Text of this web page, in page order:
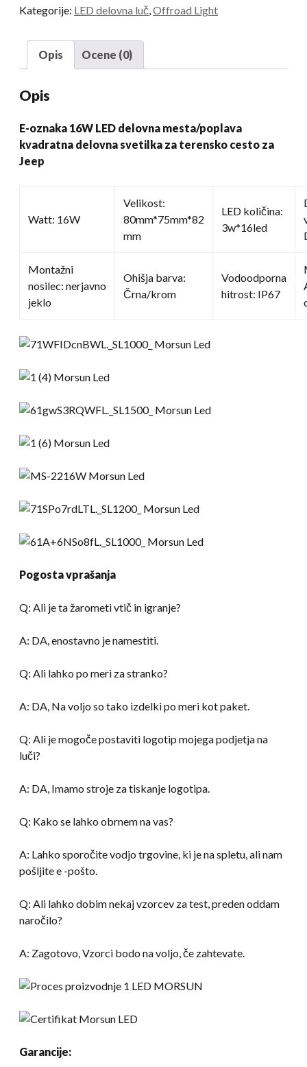
delovna
terensko
za
količina
Kategorije: LED delovna luč Offroad Light
Opis Ocene (0)
Opis
E-oznaka 16W LED delovna mesta/poplava
kvadratna delovna svetilka za terensko cesto za
Jeep
Watt: 16W
Velikost:
80mm*75mm*82
mm
LED količina:
3w*16led
Montažni
nosilec: nerjavno
jeklo
Ohišja barva:
Črna/krom
Vodoodporna
hitrost: IP67
Pogosta vprašanja
Q: Ali je ta žarometi vtič in igranje?
A: DA, enostavno je namestiti.
Q: Ali lahko po meri za stranko?
A: DA, Na voljo so tako izdelki po meri kot paket.
Q: Ali je mogoče postaviti logotip mojega podjetja na
luči?
A: DA, Imamo stroje za tiskanje logotipa.
Q: Kako se lahko obrnem na vas?
A: Lahko sporočite vodjo trgovine, ki je na spletu, ali nam
pošljite e -pošto.
Q: Ali lahko dobim nekaj vzorcev za test, preden oddam
naročilo?
A: Zagotovo, Vzorci bodo na voljo, če zahtevate.
Garancije: